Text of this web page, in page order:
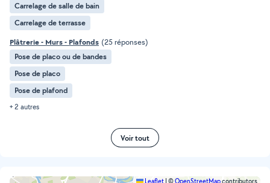
Carrelage de salle de bain
Carrelage de terrasse
Plâtrerie - Murs - Plafonds (25 réponses)
Pose de placo ou de bandes
Pose de placo
Pose de plafond
+ 2 autres
Voir tout
Leaflet ©OpenStreetMapcontributors